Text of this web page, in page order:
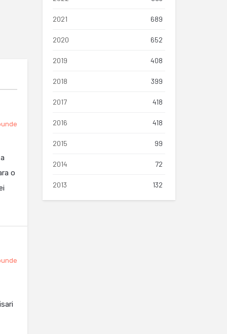
o
2021 689
2020 652
2019 408
2018 399
2017 418
2016 418
2015 99
2014 72
2013 132